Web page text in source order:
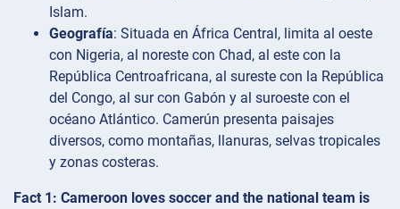
Islam.
Geografía: Situada en África Central, limita al oeste
con Nigeria, al noreste con Chad, al este con la
República Centroafricana, al sureste con la República
del Congo, al sur con Gabón y al suroeste con el
océano Atlántico. Camerún presenta paisajes
diversos, como montañas, llanuras, selvas tropicales
y zonas costeras.
Fact 1: Cameroon loves soccer and the national team is